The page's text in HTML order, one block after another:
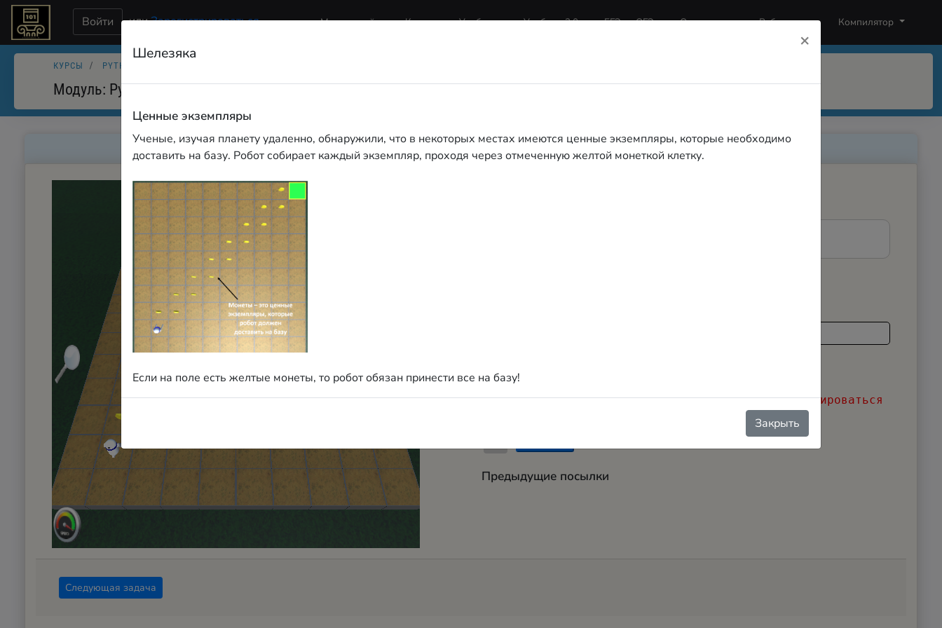
Войти илиЗарегистрироваться Маркетплейс Курсы Учебник Учебник 2.0 ЕГЭ ОГЭ Олимпиады Рубрикатор Компилятор
КУРСЫ PYTHON. ИСПОЛНИТЕЛЬ РОБОТ
Модуль: Python. Исполнитель Робот
Для проверки решения задачи необходимо зарегистрироваться
Предыдущие посылки
Шелезяка
×
Ценные экземпляры
Ученые, изучая планету удаленно, обнаружили, что в некоторых местах имеются ценные экземпляры, которые необходимо
доставить на базу. Робот собирает каждый экземпляр, проходя через отмеченную желтой монеткой клетку.
Если на поле есть желтые монеты, то робот обязан принести все на базу!
Закрыть